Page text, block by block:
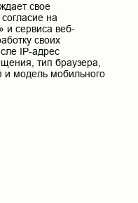
свое
на
и сервиса веб-
своих
IP-адрес
тип браузера,
и модель мобильного